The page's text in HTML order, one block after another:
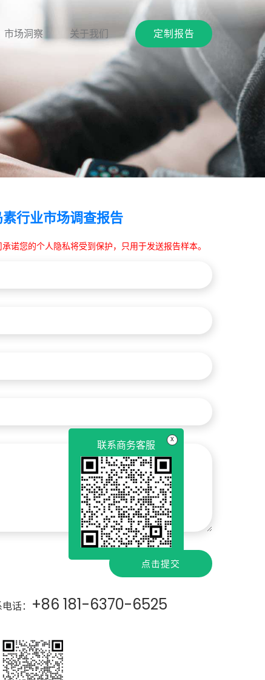
市场洞察 关于我们 定制报告
行业市场调查报告
诺您的个人隐私将受到保护，只用于发送报告样本。
点击提交
话： +86 181-6370-6525
x
联系商务客服